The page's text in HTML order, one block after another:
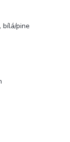
bílá/pine